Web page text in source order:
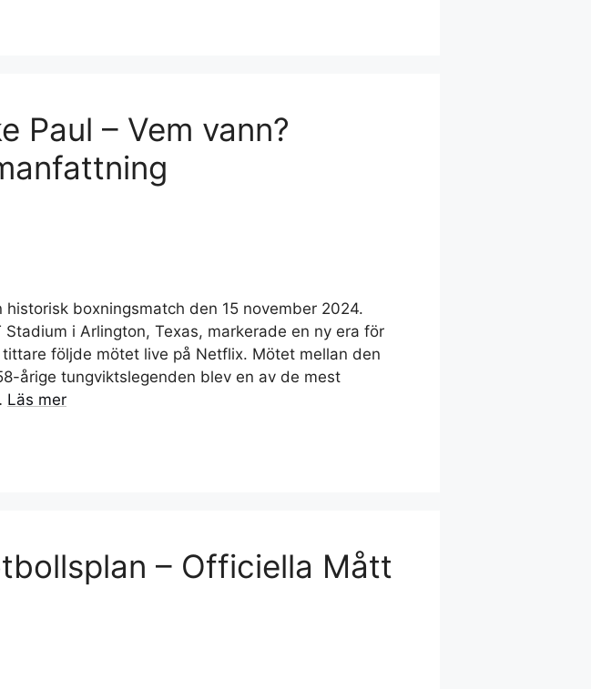
Paul – Vem vann?
boxningsmatch den 15 november 2024.
i Arlington, Texas, markerade en ny era för
följde mötet live på Netflix. Mötet mellan den
årige tungviktslegenden blev en av de mest
Läs mer
– Officiella Mått